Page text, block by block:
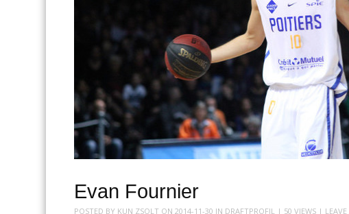
Evan Fournier
POSTED BY KUN ZSOLT ON2014-11-30 IN DRAFTPROFIL | 50 VIEWS |